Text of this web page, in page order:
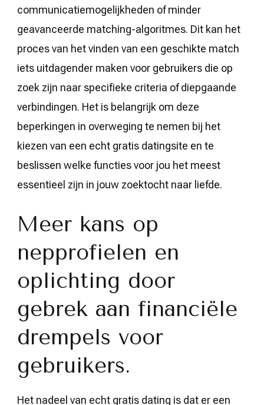
communicatiemogelijkheden of minder
geavanceerde matching-algoritmes. Dit kan het
proces van het vinden van een geschikte match
iets uitdagender maken voor gebruikers die op
zoek zijn naar specifieke criteria of diepgaande
verbindingen. Het is belangrijk om deze
beperkingen in overweging te nemen bij het
kiezen van een echt gratis datingsite en te
beslissen welke functies voor jou het meest
essentieel zijn in jouw zoektocht naar liefde.
Meer kans op
nepprofielen en
oplichting door
gebrek aan financiële
drempels voor
gebruikers.
Het nadeel van echt gratis dating is dat er een